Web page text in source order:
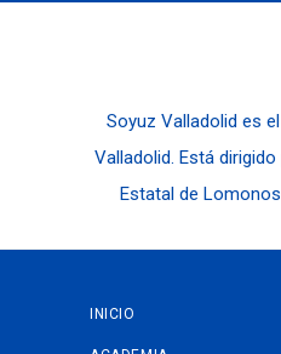
Soyuz Valladolid es
Valladolid. Está
Estatal de
INICIO